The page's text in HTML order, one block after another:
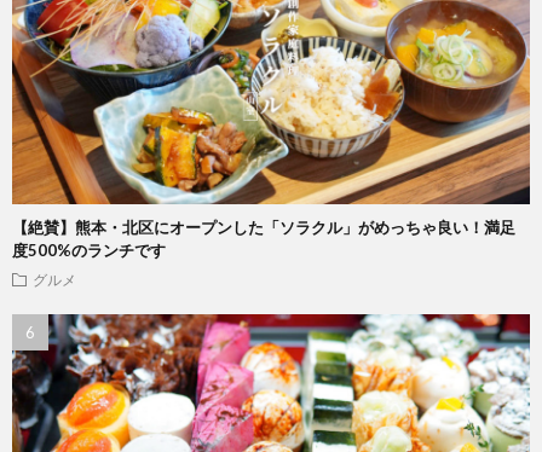
【絶賛】熊本・北区にオープンした「ソラクル」がめっちゃ良い！満足
度500%のランチです
グルメ